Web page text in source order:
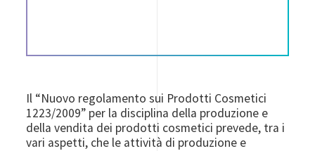
Il “Nuovo regolamento sui Prodotti Cosmetici
1223/2009” per la disciplina della produzione e
della vendita dei prodotti cosmetici prevede, tra i
vari aspetti, che le attività di produzione e